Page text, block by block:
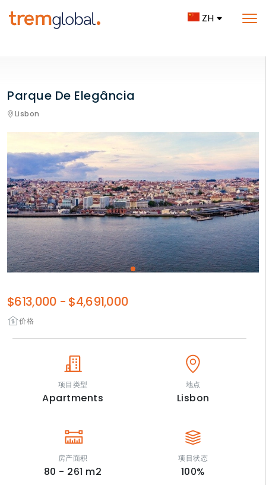
ZH
Parque De Elegância
Lisbon
价格
$613,000 - $4,691,000
项目类型
Apartments
地点
Lisbon
房产面积
80 - 261 m2
项目状态
100%